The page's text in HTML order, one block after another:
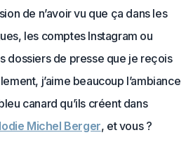
de n’avoir vu que ça dans les
les comptes Instagram ou
dossiers de presse que je reçois
j’aime beaucoup l’ambiance
canard qu’ils créent dans
Michel Berger, et vous ?